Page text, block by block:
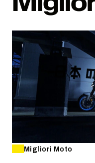
Migliori Moto